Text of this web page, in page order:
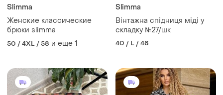
Slimma
Женские классические
брюки slimma
50 / 4XL / 58 и еще 1
Slimma
Вінтажна спідниця міді у
складку №27/шк
40 / L / 48